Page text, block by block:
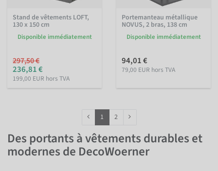
Stand de vêtements LOFT,
130 x 150 cm
Disponible immédiatement
297,50 €
236,81 €
199,00 EUR hors TVA
Portemanteau métallique
NOVUS, 2 bras, 138 cm
Disponible immédiatement
94,01 €
79,00 EUR hors TVA
1 2
Des portants à vêtements durables et
modernes de DecoWoerner